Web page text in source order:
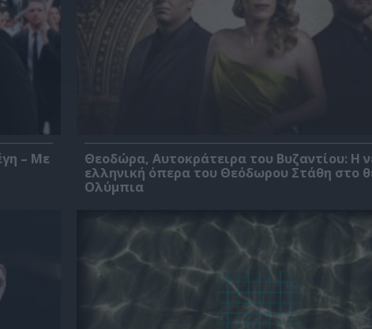
– Με
Θεοδώρα, Αυτοκράτειρα του Βυζαντίου: Η
ελληνική όπερα του Θεόδωρου Στάθη στο
Ολύμπια